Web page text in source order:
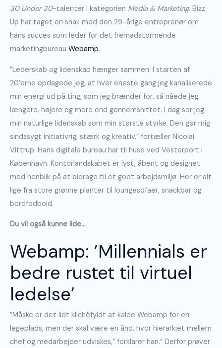
30 Under 30-talenter i kategorien Media & Marketing. Bizz
Up har taget en snak med den 29-årige entreprenør om
hans succes som leder for det fremadstormende
marketingbureau Webamp.
”Lederskab og lidenskab hænger sammen. I starten af
20’erne opdagede jeg, at hver eneste gang jeg kanaliserede
min energi ud på ting, som jeg brænder for, så nåede jeg
længere, højere og mere end gennemsnittet. I dag ser jeg
min naturlige lidenskab som min største styrke. Den gør mig
sindssygt initiativrig, stærk og kreativ,” fortæller Nicolai
Vittrup. Hans digitale bureau har til huse ved Vesterport i
København. Kontorlandskabet er lyst, åbent og designet
med henblik på at bidrage til et godt arbejdsmiljø. Her er alt
lige fra store grønne planter til loungesofaer, snackbar og
bordfodbold.
Du vil også kunne lide…
Webamp: ’Millennials er
bedre rustet til virtuel
ledelse’
”Måske er det lidt klichéfyldt at kalde Webamp for en
legeplads, men der skal være en ånd, hvor hierarkiet mellem
chef og medarbejder udviskes,” forklarer han.” Derfor prøver